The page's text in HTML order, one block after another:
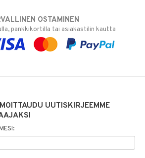
OSTAMINEN
pankkikortilla tai asiakastilin kautta
UUTISKIRJEEMME